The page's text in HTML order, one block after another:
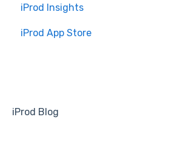
Installazione e Configurazione
iProd Insights
iProd App Store
iProd Blog